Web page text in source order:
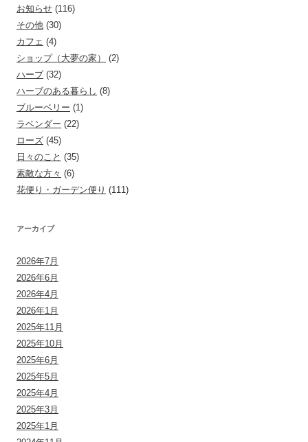
お知らせ (116)
その他 (30)
カフェ (4)
ショップ（大夢の家）
(2)
ハーブ (32)
ハーブのある暮らし (8)
ブルーベリー (1)
ラベンダー (22)
ローズ (45)
日々のこと (35)
素敵な方々 (6)
花便り・ガーデン便り (111)
アーカイブ
2026年7月
2026年6月
2026年4月
2026年1月
2025年11月
2025年10月
2025年6月
2025年5月
2025年4月
2025年3月
2025年1月